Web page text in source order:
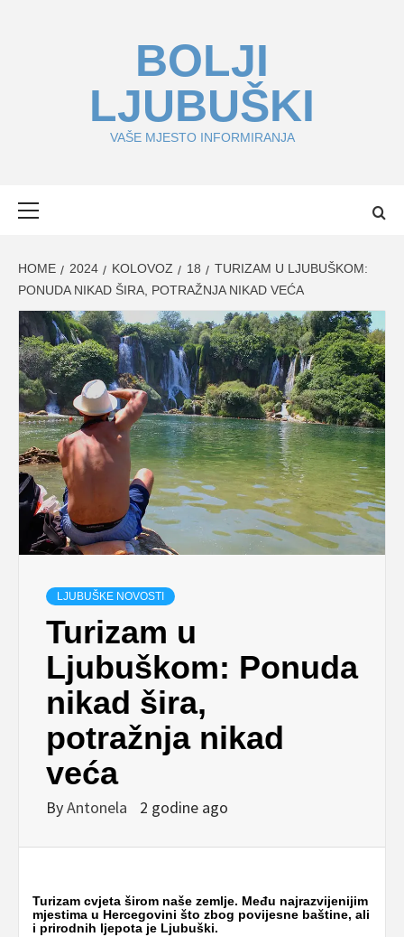
BOLJI
LJUBUŠKI
VAŠE MJESTO INFORMIRANJA
HOME 2024 KOLOVOZ 18
TURIZAM U LJUBUŠKOM:
PONUDA NIKAD ŠIRA, POTRAŽNJA NIKAD VEĆA
LJUBUŠKE NOVOSTI
Turizam u
Ljubuškom: Ponuda
nikad šira,
potražnja nikad
veća
ByAntonela 2 godine ago
Turizam cvjeta širom naše zemlje. Među najrazvijenijim
mjestima u Hercegovini što zbog povijesne baštine, ali
i prirodnih ljepota je Ljubuški.